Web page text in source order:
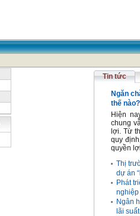
Tin tức
Ngăn
thế nào?
Hiện
chung
lợi. Từ
quy
quyền
Thị
dự án
Phát
Ngân
lãi